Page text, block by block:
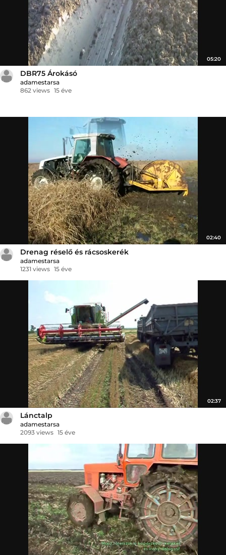
05:20
DBR75 Árokásó
adamestarsa
862 views 15 éve
02:40
Drenag réselő és rácsoskerék
adamestarsa
1231 views 15 éve
02:37
Lánctalp
adamestarsa
2093 views 15 éve